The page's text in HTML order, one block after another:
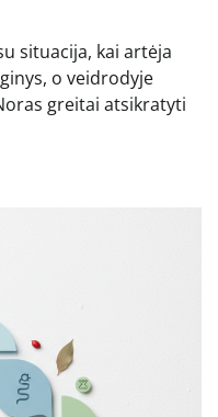
situacija, kai artėja
o veidrodyje
greitai atsikratyti